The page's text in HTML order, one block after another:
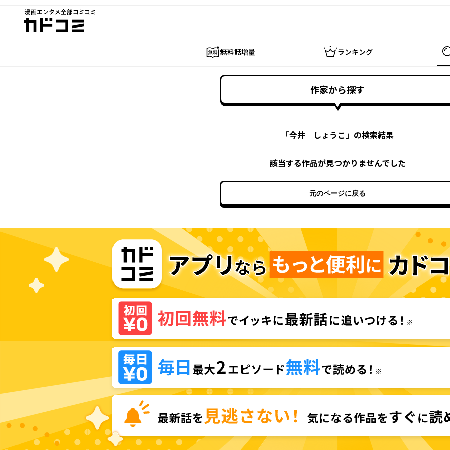
漫画エンタメ全部コミコミ
カドコミ
無料話増量 ランキング
作家から探す
「今井 しょうこ」の検索結果
該当する作品が見つかりませんでした
元のページに戻る